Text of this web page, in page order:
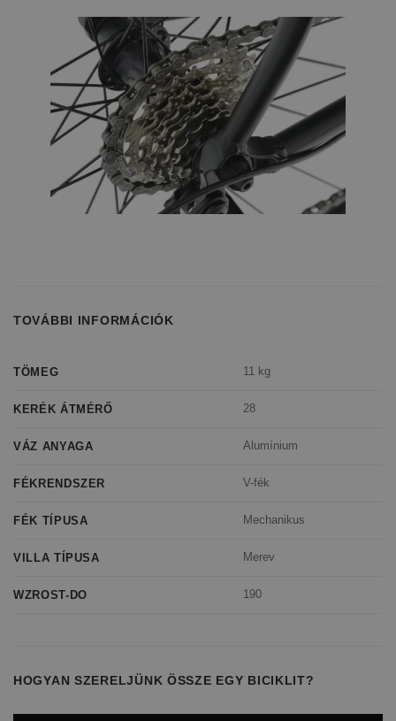
TOVÁBBI INFORMÁCIÓK
TÖMEG 11 kg
KERÉK ÁTMÉRŐ 28
VÁZ ANYAGA Alumínium
FÉKRENDSZER V-fék
FÉK TÍPUSA Mechanikus
VILLA TÍPUSA Merev
WZROST-DO 190
HOGYAN SZERELJÜNK ÖSSZE EGY BICIKLIT?